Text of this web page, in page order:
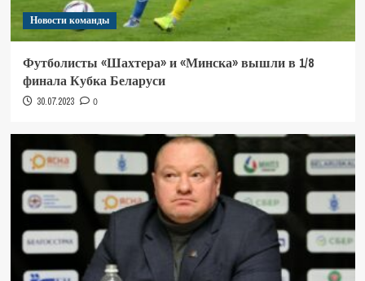
Новости команды
Футболисты «Шахтера» и «Минска» вышли в 1/8
финала Кубка Беларуси
30.07.2023 0